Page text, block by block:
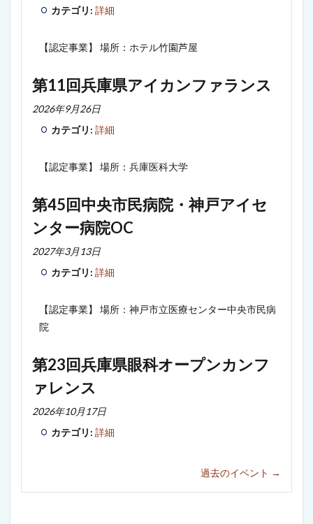
カテゴリ: 詳細
【認定事業】 場所：ホテル竹園芦屋
第11回兵庫県アイカンファランス
2026年9月26日
カテゴリ: 詳細
【認定事業】 場所：兵庫医科大学
第45回中央市民病院・神戸アイセ
ンター病院OC
2027年3月13日
カテゴリ: 詳細
【認定事業】 場所：神戸市立医療センター中央市民病
院
第23回兵庫県眼科オープンカンフ
ァレンス
2026年10月17日
カテゴリ: 詳細
過去のイベント →